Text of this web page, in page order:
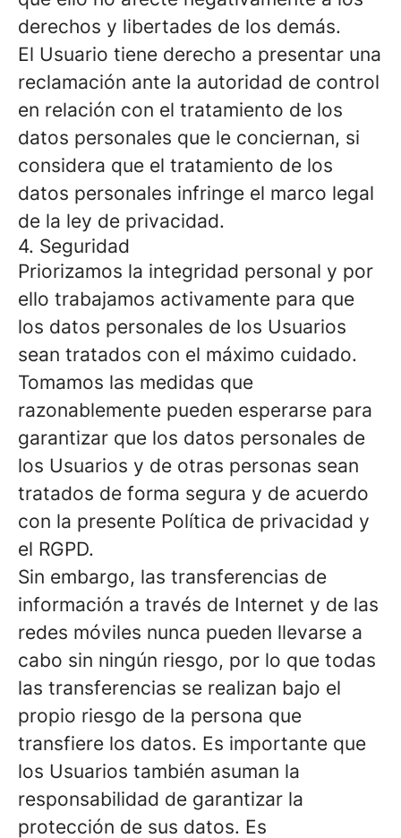
derechos y libertades de los demás.
El Usuario tiene derecho a presentar una
reclamación ante la autoridad de control
en relación con el tratamiento de los
datos personales que le conciernan, si
considera que el tratamiento de los
datos personales infringe el marco legal
de la ley de privacidad.
4. Seguridad
Priorizamos la integridad personal y por
ello trabajamos activamente para que
los datos personales de los Usuarios
sean tratados con el máximo cuidado.
Tomamos las medidas que
razonablemente pueden esperarse para
garantizar que los datos personales de
los Usuarios y de otras personas sean
tratados de forma segura y de acuerdo
con la presente Política de privacidad y
el RGPD.
Sin embargo, las transferencias de
información a través de Internet y de las
redes móviles nunca pueden llevarse a
cabo sin ningún riesgo, por lo que todas
las transferencias se realizan bajo el
propio riesgo de la persona que
transfiere los datos. Es importante que
los Usuarios también asuman la
responsabilidad de garantizar la
protección de sus datos. Es